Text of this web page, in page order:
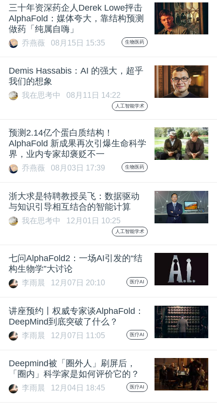
活
中
GAIR
题
搞
三十年资深药企人Derek Lowe抨击
AlphaFold：媒体夸大，靠结构预测
做药「纯属自嗨」
乔燕薇 08月15日 15:35 生物医药
Demis Hassabis：AI 的强大，超乎
我们的想象
我在思考中 08月11日 14:22
人工智能学术
预测2.14亿个蛋白质结构！
AlphaFold 新成果再次引爆生命科学
界，业内专家却褒贬不一
乔燕薇 08月03日 17:39 生物医药
浙大求是特聘教授吴飞：数据驱动
与知识引导相互结合的智能计算
我在思考中 12月01日 10:25
人工智能学术
七问AlphaFold2：一场AI引发的“结
构生物学”大讨论
李雨晨 12月07日 20:10 医疗AI
讲座预约丨权威专家谈AlphaFold：
DeepMind到底突破了什么？
李雨晨 12月07日 11:05 医疗AI
Deepmind被「圈外人」刷屏后，
「圈内」科学家是如何评价它的？
李雨晨 12月04日 18:45 医疗AI